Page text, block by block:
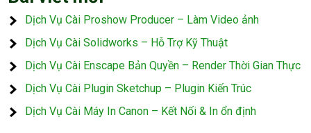
Dịch Vụ Cài Proshow Producer – Làm Video ảnh
Dịch Vụ Cài Solidworks – Hỗ Trợ Kỹ Thuật
Dịch Vụ Cài Enscape Bản Quyền – Render Thời Gian Thực
Dịch Vụ Cài Plugin Sketchup – Plugin Kiến Trúc
Dịch Vụ Cài Máy In Canon – Kết Nối & In ổn định